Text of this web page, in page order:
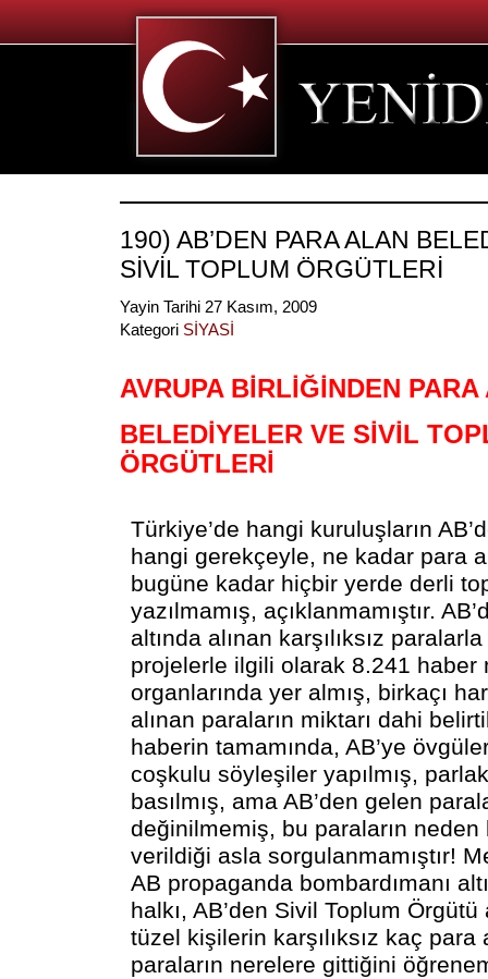
190) AB’DEN PARA ALAN
SİVİL TOPLUM ÖRGÜTLERİ
Yayin Tarihi 27 Kasım, 2009
Kategori SİYASİ
AVRUPA BİRLİĞİNDEN
BELEDİYELER VE SİVİL
ÖRGÜTLERİ
Türkiye’de hangi kuruluşların
hangi gerekçeyle, ne kadar para
bugüne kadar hiçbir yerde derli
yazılmamış, açıklanmamıştır.
altında alınan karşılıksız
projelerle ilgili olarak 8.241 haber
organlarında yer almış, birkaçı
alınan paraların miktarı dahi
haberin tamamında, AB’ye
coşkulu söyleşiler yapılmış,
basılmış, ama AB’den gelen
değinilmemiş, bu paraların neden
verildiği asla sorgulanmamıştır!
AB propaganda bombardımanı
halkı, AB’den Sivil Toplum
tüzel kişilerin karşılıksız kaç para
paraların nerelere gittiğini